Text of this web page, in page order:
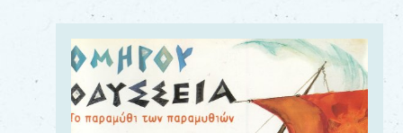
συλλόγους
παραγωγούς
συνεργάτες